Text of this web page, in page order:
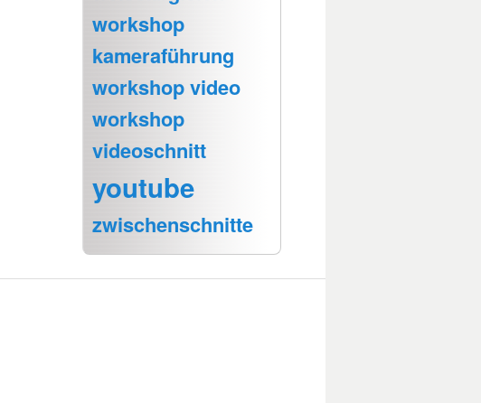
workshop
kameraführung
workshop video
workshop
videoschnitt
youtube
zwischenschnitte